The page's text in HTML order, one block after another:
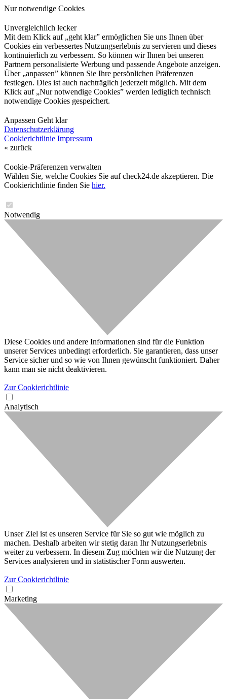
Nur notwendige Cookies
Unvergleichlich lecker
Mit dem Klick auf „geht klar” ermöglichen Sie uns Ihnen über
Cookies ein verbessertes Nutzungserlebnis zu servieren und dieses
kontinuierlich zu verbessern. So können wir Ihnen bei unseren
Partnern personalisierte Werbung und passende Angebote anzeigen.
Über „anpassen” können Sie Ihre persönlichen Präferenzen
festlegen. Dies ist auch nachträglich jederzeit möglich. Mit dem
Klick auf „Nur notwendige Cookies” werden lediglich technisch
notwendige Cookies gespeichert.
Anpassen Geht klar
Datenschutzerklärung
Cookierichtlinie Impressum
« zurück
Cookie-Präferenzen verwalten
Wählen Sie, welche Cookies Sie auf check24.de akzeptieren. Die
Cookierichtlinie finden Sie hier.
Notwendig
Diese Cookies und andere Informationen sind für die Funktion
unserer Services unbedingt erforderlich. Sie garantieren, dass unser
Service sicher und so wie von Ihnen gewünscht funktioniert. Daher
kann man sie nicht deaktivieren.
Zur Cookierichtlinie
Analytisch
Unser Ziel ist es unseren Service für Sie so gut wie möglich zu
machen. Deshalb arbeiten wir stetig daran Ihr Nutzungserlebnis
weiter zu verbessern. In diesem Zug möchten wir die Nutzung der
Services analysieren und in statistischer Form auswerten.
Zur Cookierichtlinie
Marketing